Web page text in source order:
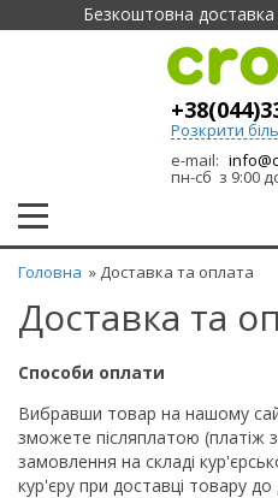
Безкоштовна
Розкрити
e-mail:
пн-сб з 9:00
Головна » Доставка та оплата
Доставка та
Способи оплати
Вибравши товар на нашому
зможете післяплатою (платіж
замовлення на складі
кур'єру при доставці товару